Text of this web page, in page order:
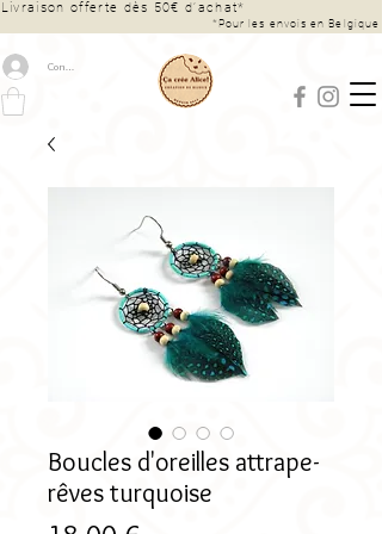
Connexion
Livraison offerte dès 50€ d’achat*
*Pour les envois en Belgique
Boucles d'oreilles attrape-
rêves turquoise